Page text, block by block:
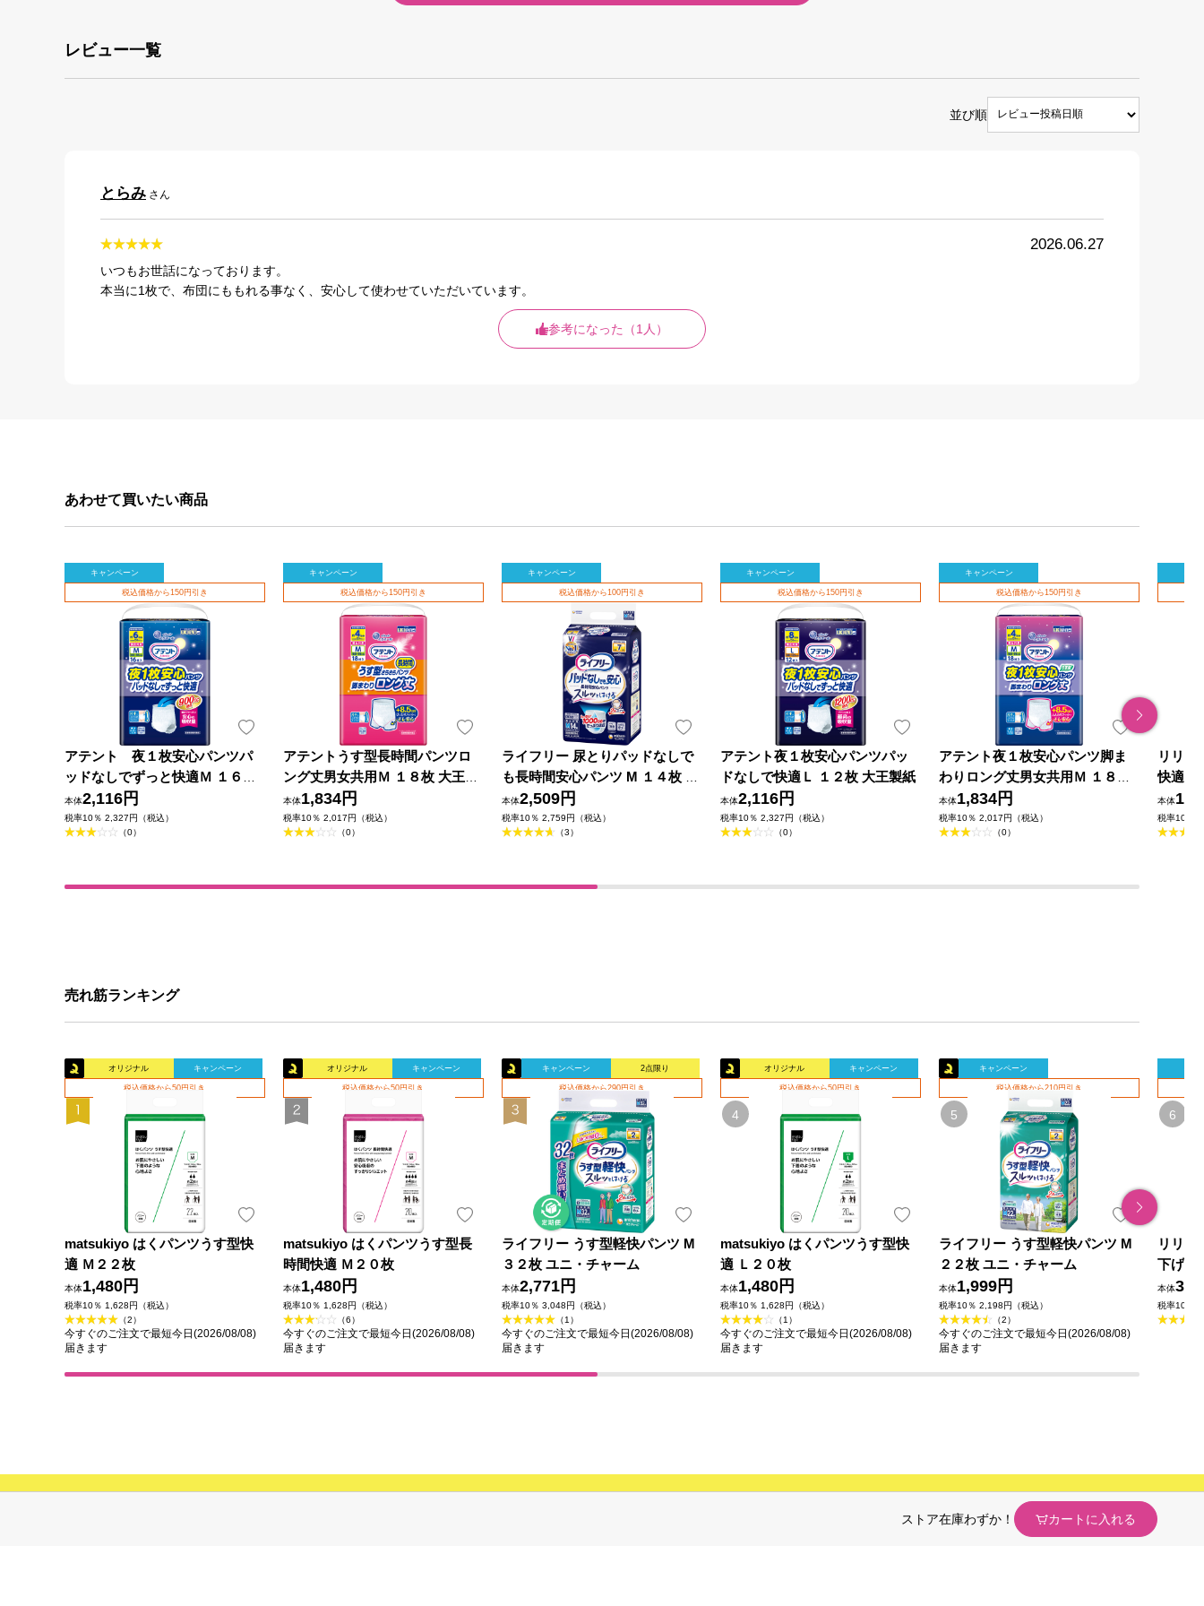
ストア在庫わずか！ カートに入れる
レビュー一覧
並び順
とらみ さん
2026.06.27
いつもお世話になっております。
本当に1枚で、布団にももれる事なく、安心して使わせていただいています。
参考になった（1人）
あわせて買いたい商品
キャンペーン
税込価格から150円引き
アテント 夜１枚安心パンツパ
ッドなしでずっと快適Ｍ １６枚
大王製紙
本体2,116円
税率10％ 2,327円（税込）
（0）
キャンペーン
税込価格から150円引き
アテントうす型長時間パンツロ
ング丈男女共用Ｍ １８枚 大王製
紙
本体1,834円
税率10％ 2,017円（税込）
（0）
キャンペーン
税込価格から100円引き
ライフリー 尿とりパッドなしで
も長時間安心パンツ M １４枚 ユ
ニ・チャーム
本体2,509円
税率10％ 2,759円（税込）
（3）
キャンペーン
税込価格から150円引き
アテント夜１枚安心パンツパッ
ドなしで快適Ｌ １２枚 大王製紙
本体2,116円
税率10％ 2,327円（税込）
（0）
キャンペーン
税込価格から150円引き
アテント夜１枚安心パンツ脚ま
わりロング丈男女共用Ｍ １８枚
大王製紙
本体1,834円
税率10％ 2,017円（税込）
（0）
リリ
快適ア
３０枚
本体
税率10％
売れ筋ランキング
オリジナル キャンペーン
税込価格から50円引き
matsukiyo はくパンツうす型快
適 Ｍ２２枚
本体1,480円
税率10％ 1,628円（税込）
（2）
今すぐのご注文で最短今日(2026/08/08)
届きます
オリジナル キャンペーン
税込価格から50円引き
matsukiyo はくパンツうす型長
時間快適 Ｍ２０枚
本体1,480円
税率10％ 1,628円（税込）
（6）
今すぐのご注文で最短今日(2026/08/08)
届きます
キャンペーン 2点限り
税込価格から290円引き
ライフリー うす型軽快パンツ M
３２枚 ユニ・チャーム
本体2,771円
税率10％ 3,048円（税込）
（1）
今すぐのご注文で最短今日(2026/08/08)
届きます
オリジナル キャンペーン
税込価格から50円引き
matsukiyo はくパンツうす型快
適 Ｌ２０枚
本体1,480円
税率10％ 1,628円（税込）
（1）
今すぐのご注文で最短今日(2026/08/08)
届きます
キャンペーン
税込価格から210円引き
ライフリー うす型軽快パンツ M
２２枚 ユニ・チャーム
本体1,999円
税率10％ 2,198円（税込）
（2）
今すぐのご注文で最短今日(2026/08/08)
届きます
リリ
下げら
回分
本体
税率10％